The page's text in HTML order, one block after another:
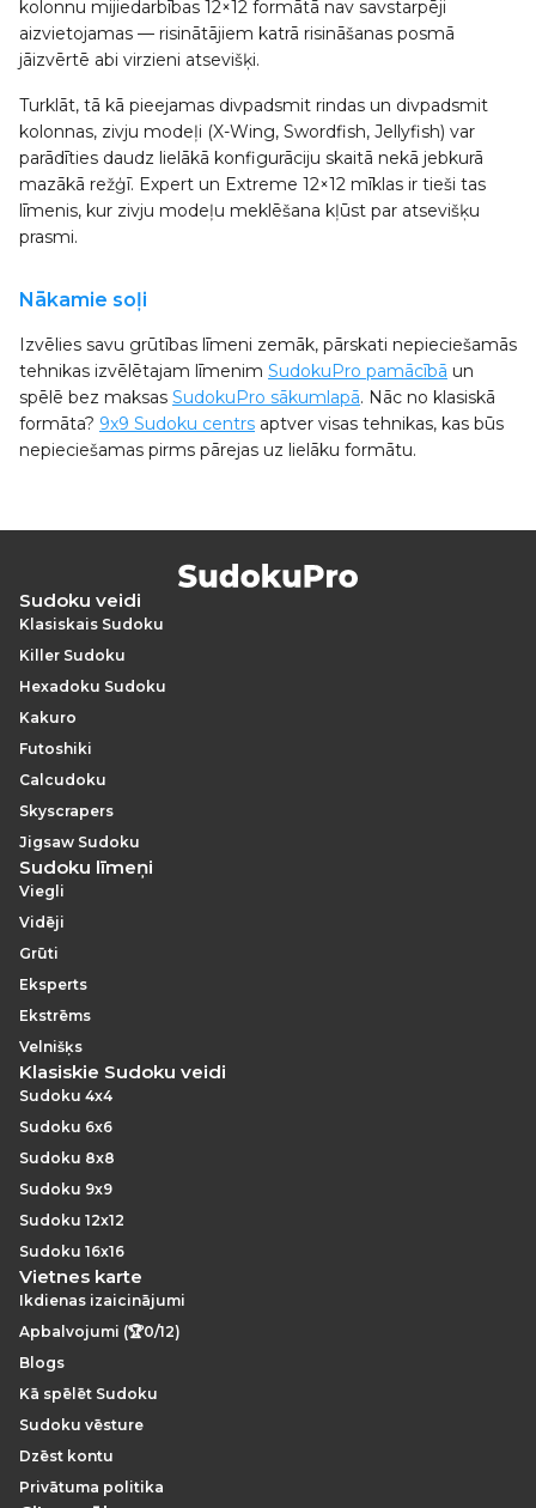
kolonnu mijiedarbības 12×12 formātā nav savstarpēji
aizvietojamas — risinātājiem katrā risināšanas posmā
jāizvērtē abi virzieni atsevišķi.
Turklāt, tā kā pieejamas divpadsmit rindas un divpadsmit
kolonnas, zivju modeļi (X-Wing, Swordfish, Jellyfish) var
parādīties daudz lielākā konfigurāciju skaitā nekā jebkurā
mazākā režģī. Expert un Extreme 12×12 mīklas ir tieši tas
līmenis, kur zivju modeļu meklēšana kļūst par atsevišķu
prasmi.
Nākamie soļi
Izvēlies savu grūtības līmeni zemāk, pārskati nepieciešamās
tehnikas izvēlētajam līmenim SudokuPro pamācībā un
spēlē bez maksas SudokuPro sākumlapā. Nāc no klasiskā
formāta? 9x9 Sudoku centrs aptver visas tehnikas, kas būs
nepieciešamas pirms pārejas uz lielāku formātu.
Sudoku veidi
Klasiskais Sudoku
Killer Sudoku
Hexadoku Sudoku
Kakuro
Futoshiki
Calcudoku
Skyscrapers
Jigsaw Sudoku
Sudoku līmeņi
Viegli
Vidēji
Grūti
Eksperts
Ekstrēms
Velnišķs
Klasiskie Sudoku veidi
Sudoku 4x4
Sudoku 6x6
Sudoku 8x8
Sudoku 9x9
Sudoku 12x12
Sudoku 16x16
Vietnes karte
Ikdienas izaicinājumi
Apbalvojumi (🏆0/12)
Blogs
Kā spēlēt Sudoku
Sudoku vēsture
Dzēst kontu
Privātuma politika